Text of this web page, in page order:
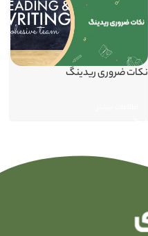
نکات ضروری ریدینگ